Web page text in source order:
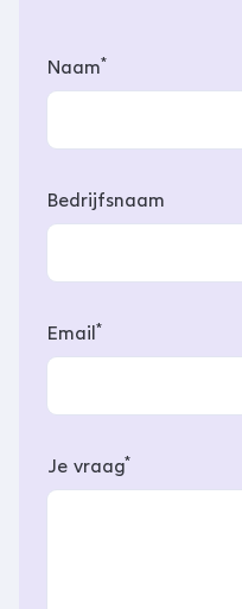
Naam*
Bedrijfsnaam
Email *
Je vraag*